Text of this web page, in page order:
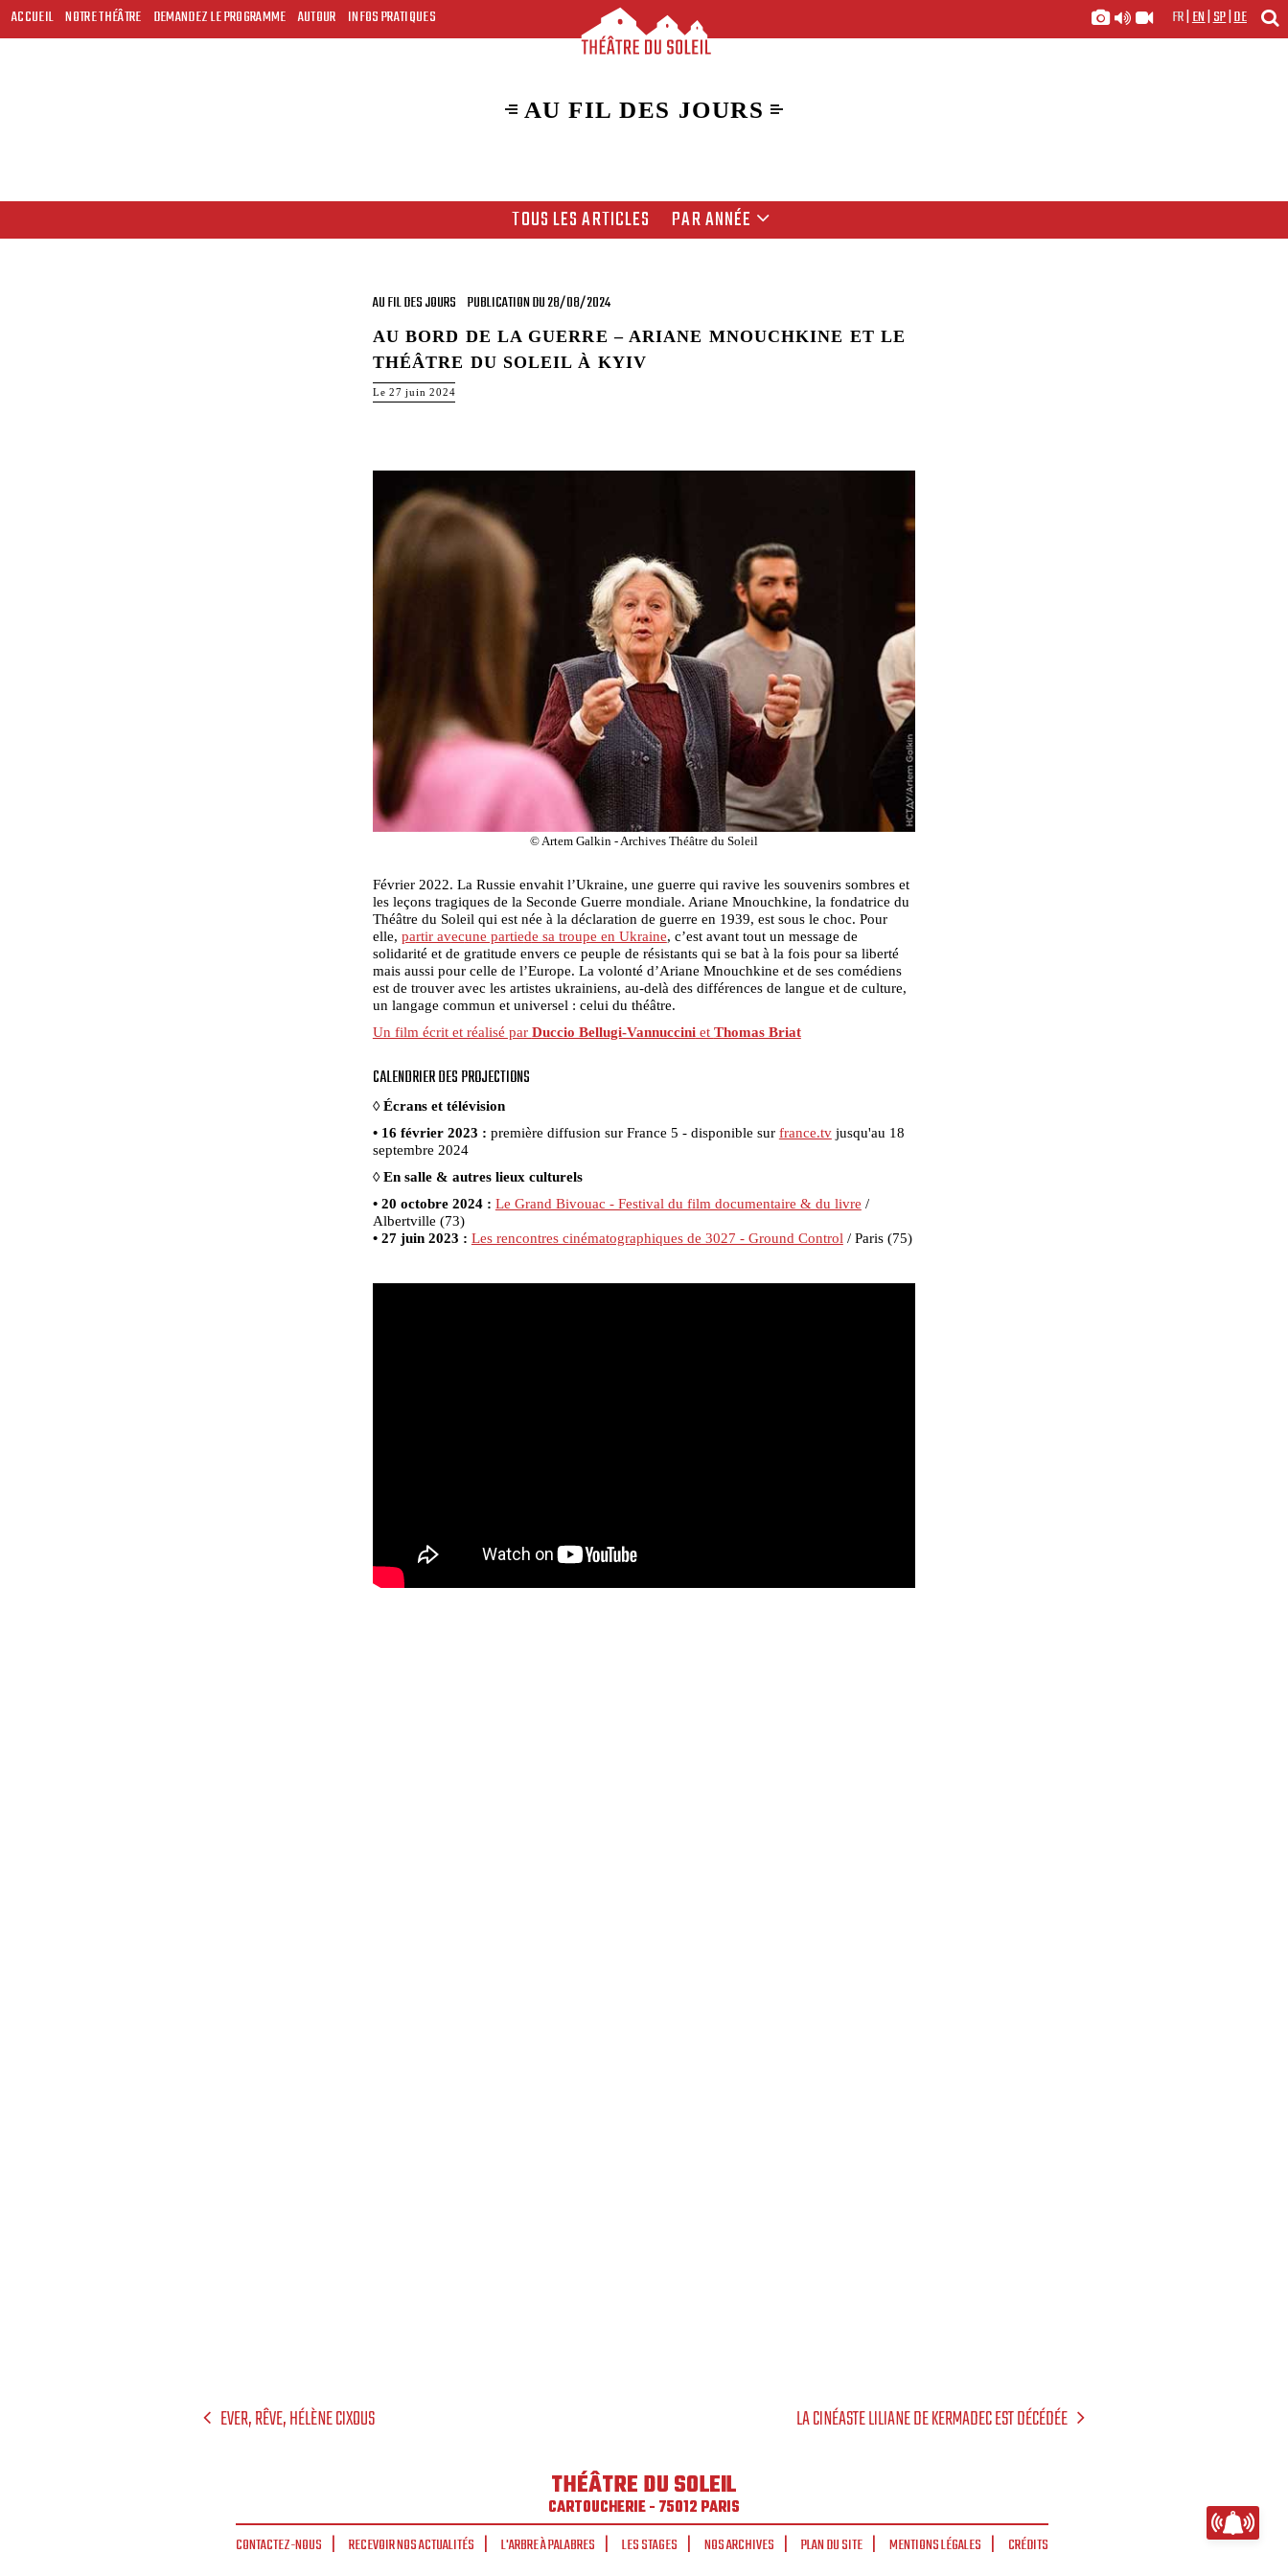
ACCUEIL NOTRE THÉÂTRE DEMANDEZ LE PROGRAMME AUTOUR INFOS PRATIQUES FR|EN|SP|DE
AU FIL DES JOURS
TOUS LES ARTICLES PAR ANNÉE
AU FIL DES JOURS PUBLICATION DU 28/08/2024
AU BORD DE LA GUERRE – ARIANE MNOUCHKINE ET LE
THÉÂTRE DU SOLEIL À KYIV
Le 27 juin 2024
© Artem Galkin - Archives Théâtre du Soleil
Février 2022. La Russie envahit l’Ukraine, uneguerre qui ravive les souvenirs sombres et
les leçons tragiques de la Seconde Guerre mondiale. Ariane Mnouchkine, la fondatrice du
Théâtre du Soleil qui est née à la déclaration de guerre en 1939, est sous le choc. Pour
elle, partir avecune partiede sa troupe en Ukraine, c’est avant tout un message de
solidarité et de gratitude envers ce peuple de résistants qui se bat à la fois pour sa liberté
mais aussi pour celle de l’Europe. La volonté d’Ariane Mnouchkine et de ses comédiens
est de trouver avec les artistes ukrainiens, au-delà des différences de langue et de culture,
un langage commun et universel : celui du théâtre.
Un film écrit et réalisé par Duccio Bellugi-Vannucciniet Thomas Briat
CALENDRIER DES PROJECTIONS
◊ Écrans et télévision
• 16 février 2023 : première diffusion sur France 5 - disponible sur france.tvjusqu'au 18
septembre 2024
◊En salle & autres lieux culturels
• 20 octobre 2024 : Le Grand Bivouac - Festival du film documentaire & du livre /
Albertville (73)
• 27 juin 2023 : Les rencontres cinématographiques de 3027 - Ground Control / Paris (75)
EVER, RÊVE, HÉLÈNE CIXOUS LA CINÉASTE LILIANE DE KERMADEC EST DÉCÉDÉE
THÉÂTRE DU SOLEIL
CARTOUCHERIE - 75012 PARIS
CONTACTEZ-NOUS
RECEVOIR NOS ACTUALITÉS L'ARBRE À PALABRES LES STAGES NOS ARCHIVES PLAN DU SITE MENTIONS LÉGALES CRÉDITS